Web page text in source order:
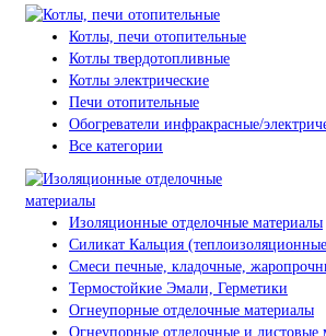
Котлы, печи отопительные
Котлы твердотопливные
Котлы электрические
Печи отопительные
Обогреватели инфракрасные/
Все категории
Изоляционные отделочные материалы
Силикат Кальция
Смеси печные, кладочные,
Термостойкие Эмали, Герметики
Огнеупорные отделочные материалы
Огнеупорные отделочные и листовые